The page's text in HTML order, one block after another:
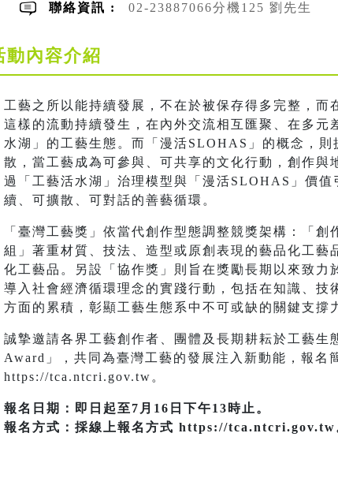
聯絡資訊 : 02-23887066分機125 劉先生
動內容介紹
工藝之所以能持續發展，不在於被保存得多完整，
這樣的流動持續發生，在內外交流相互匯聚、在多
水湖」的工藝生態。而「漫活SLOHAS」的概念，
散，當工藝成為可參與、可共享的文化行動，創作
過「工藝活水湖」治理模型與「漫活SLOHAS」價
續、可擴散、可對話的善藝循環。
「臺灣工藝獎」依當代創作型態調整競獎架構：「
組」著重材質、技法、造型或原創表現的藝品化工
化工藝品。另設「協作獎」則旨在獎勵長期以來致
導入社會經濟循環理念的實踐行動，包括在知識、
方面的累積，彰顯工藝生態系中不可或缺的關鍵支撐
誠摯邀請各界工藝創作者、團體及長期耕耘於工藝
Award」，共同為臺灣工藝的發展注入新動能，報名
https://tca.ntcri.gov.tw。
報名日期：即日起至7月16日下午13時止。
報名方式：採線上報名方式 https://tca.ntcri.gov.tw